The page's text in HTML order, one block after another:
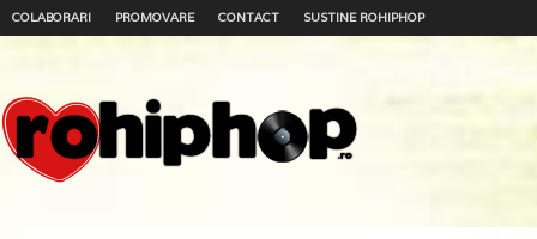
COLABORARI PROMOVARE CONTACT SUSTINE ROHIPHOP